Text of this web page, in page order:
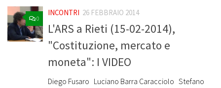
0
INCONTRI 26 FEBBRAIO 2014
L'ARS a Rieti (15-02-2014),
"Costituzione, mercato e
moneta": I VIDEO
Diego Fusaro Luciano Barra Caracciolo Stefano